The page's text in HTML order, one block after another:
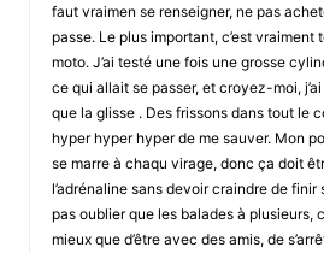
faut vraimen se renseigner, ne pas
passe. Le plus important, c’est vraiment
moto. J’ai testé une fois une grosse
ce qui allait se passer, et croyez-moi,
que la glisse . Des frissons dans tout le
hyper hyper hyper de me sauver. Mon
se marre à chaqu virage, donc ça doit
l’adrénaline sans devoir craindre de
pas oublier que les balades à plusieurs,
mieux que d’être avec des amis, de